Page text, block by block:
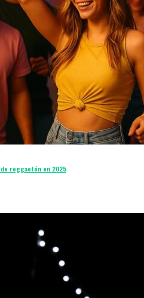
reggaetón en 2025